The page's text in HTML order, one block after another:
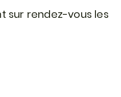
sur rendez-vous les